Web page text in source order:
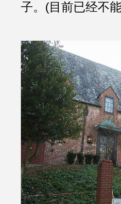
子。(目前已经不